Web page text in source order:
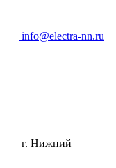
info@electra-nn.ru
г. Нижний